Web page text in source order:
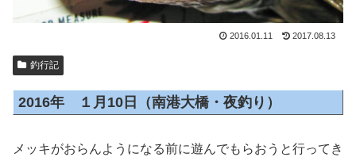
2016.01.11 2017.08.13
釣行記
2016年 １月10日（南港大橋・夜釣り）
メッキがおらんようになる前に遊んでもらおうと行ってき